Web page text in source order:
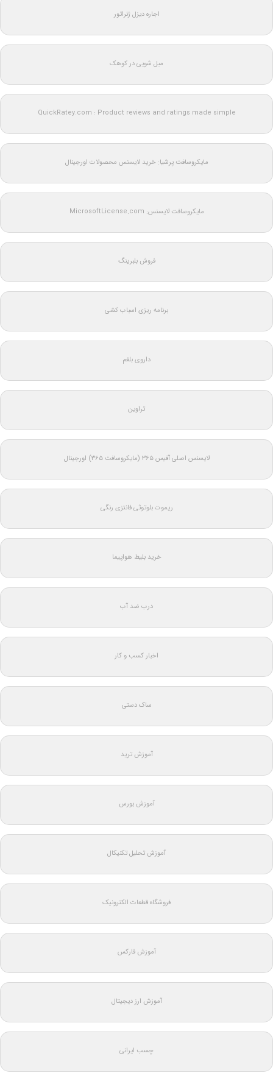
اجاره دیزل ژنراتور
مبل شویی در کوهک
QuickRatey.com : Product reviews and ratings made simple
مایکروسافت پرشیا: خرید لایسنس محصولات اورجینال
مایکروسافت لایسنس: MicrosoftLicense.com
فروش بلبرینگ
برنامه ریزی اسباب کشی
داروی بلغم
تراوین
لایسنس اصلی آفیس ۳۶۵ (مایکروسافت ۳۶۵) اورجینال
ریموت بلوتوثی فانتزی رنگی
خرید بلیط هواپیما
درب ضد آب
اخبار کسب و کار
ساک دستی
آموزش ترید
آموزش بورس
آموزش تحلیل تکنیکال
فروشگاه قطعات الکترونیک
آموزش فارکس
آموزش ارز دیجیتال
چسب ایرانی